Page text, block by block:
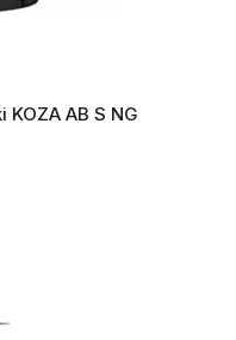
KOZA AB S NG